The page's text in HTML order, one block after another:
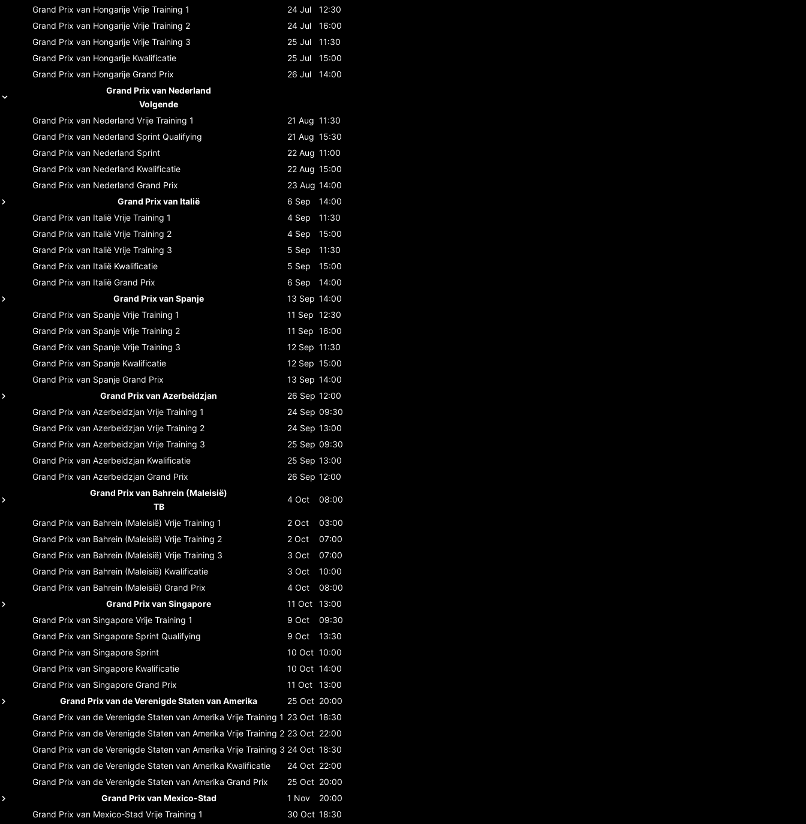
Grand Prix van Hongarije Vrije Training 1 24 Jul
12:30
Grand Prix van Hongarije Vrije Training 2 24 Jul
16:00
Grand Prix van Hongarije Vrije Training 3 25 Jul
11:30
Grand Prix van Hongarije Kwalificatie 25 Jul
15:00
Grand Prix van Hongarije Grand Prix 26 Jul
14:00
Grand Prix van Nederland
Volgende
Grand Prix van Nederland Vrije Training 1 21 Aug 11:30
Grand Prix van Nederland Sprint Qualifying 21 Aug 15:30
Grand Prix van Nederland Sprint 22 Aug 11:00
Grand Prix van Nederland Kwalificatie 22 Aug 15:00
Grand Prix van Nederland Grand Prix 23 Aug 14:00
Grand Prix van Italië
6 Sep
14:00
Grand Prix van Italië Vrije Training 1 4 Sep
11:30
Grand Prix van Italië Vrije Training 2 4 Sep
15:00
Grand Prix van Italië Vrije Training 3 5 Sep
11:30
Grand Prix van Italië Kwalificatie 5 Sep
15:00
Grand Prix van Italië Grand Prix 6 Sep
14:00
Grand Prix van Spanje
13 Sep 14:00
Grand Prix van Spanje Vrije Training 1 11 Sep 12:30
Grand Prix van Spanje Vrije Training 2 11 Sep 16:00
Grand Prix van Spanje Vrije Training 3 12 Sep 11:30
Grand Prix van Spanje Kwalificatie 12 Sep 15:00
Grand Prix van Spanje Grand Prix 13 Sep 14:00
Grand Prix van Azerbeidzjan
26 Sep 12:00
Grand Prix van Azerbeidzjan Vrije Training 1 24 Sep 09:30
Grand Prix van Azerbeidzjan Vrije Training 2 24 Sep 13:00
Grand Prix van Azerbeidzjan Vrije Training 3 25 Sep 09:30
Grand Prix van Azerbeidzjan Kwalificatie 25 Sep 13:00
Grand Prix van Azerbeidzjan Grand Prix 26 Sep 12:00
Grand Prix van Bahrein (Maleisië)
TB
4 Oct 08:00
Grand Prix van Bahrein (Maleisië) Vrije Training 1 2 Oct
03:00
Grand Prix van Bahrein (Maleisië) Vrije Training 2 2 Oct
07:00
Grand Prix van Bahrein (Maleisië) Vrije Training 3 3 Oct
07:00
Grand Prix van Bahrein (Maleisië) Kwalificatie 3 Oct
10:00
Grand Prix van Bahrein (Maleisië) Grand Prix 4 Oct
08:00
Grand Prix van Singapore
11 Oct
13:00
Grand Prix van Singapore Vrije Training 1 9 Oct
09:30
Grand Prix van Singapore Sprint Qualifying 9 Oct
13:30
Grand Prix van Singapore Sprint 10 Oct 10:00
Grand Prix van Singapore Kwalificatie 10 Oct 14:00
Grand Prix van Singapore Grand Prix 11 Oct
13:00
Grand Prix van de Verenigde Staten van Amerika
25 Oct 20:00
Grand Prix van de Verenigde Staten van Amerika Vrije Training 1 23 Oct 18:30
Grand Prix van de Verenigde Staten van Amerika Vrije Training 2 23 Oct 22:00
Grand Prix van de Verenigde Staten van Amerika Vrije Training 3 24 Oct 18:30
Grand Prix van de Verenigde Staten van Amerika Kwalificatie 24 Oct 22:00
Grand Prix van de Verenigde Staten van Amerika Grand Prix 25 Oct 20:00
Grand Prix van Mexico-Stad
1 Nov
20:00
Grand Prix van Mexico-Stad Vrije Training 1 30 Oct 18:30